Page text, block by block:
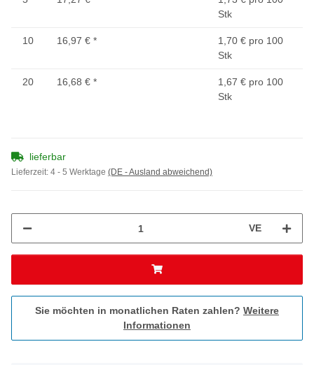
Stk
10 16,97 € *
1,70 € pro 100
Stk
20 16,68 € *
1,67 € pro 100
Stk
lieferbar
Lieferzeit: 4 - 5 Werktage (DE - Ausland abweichend)
VE
Sie möchten in monatlichen Raten zahlen? Weitere
Informationen